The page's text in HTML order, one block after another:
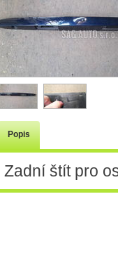
Popis
Zadní štít pro